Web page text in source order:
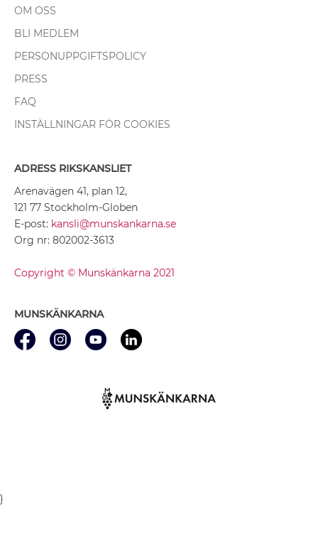
OM OSS
BLI MEDLEM
PERSONUPPGIFTSPOLICY
PRESS
FAQ
INSTÄLLNINGAR FÖR COOKIES
ADRESS RIKSKANSLIET
Arenavägen 41, plan 12,
121 77 Stockholm-Globen
E-post: kansli@munskankarna.se
Org nr: 802002-3613
Copyright © Munskänkarna 2021
MUNSKÄNKARNA
}